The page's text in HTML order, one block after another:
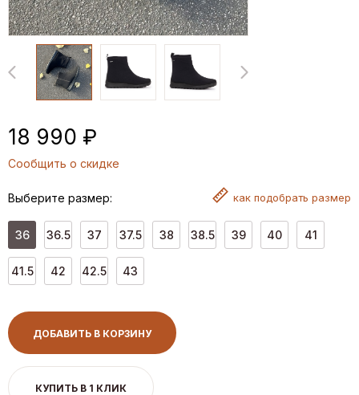
18 990 ₽
Сообщить о скидке
Выберите размер: как подобрать размер
36 36.5 37 37.5 38 38.5 39 40 41
41.5 42 42.5 43
ДОБАВИТЬ В КОРЗИНУ
КУПИТЬ В 1 КЛИК